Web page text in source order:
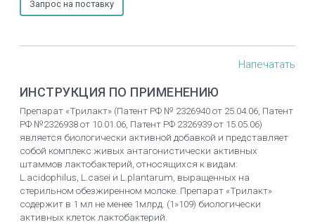
Запрос на поставку
Напечатать
ИНСТРУКЦИЯ ПО ПРИМЕНЕНИЮ
Препарат «Трилакт» (Патент РФ № 2326940 от 25.04.06, Патент
РФ №2326938 от 10.01.06, Патент РФ 2326939 от 15.05.06)
является биологически активной добавкой и представляет
собой комплекс живых антагонистически активных
штаммов лактобактерий, относящихся к видам:
L.acidophilus, L.casei и L.plantarum, выращенных на
стерильном обезжиренном молоке. Препарат «Трилакт»
содержит в 1 мл не менее 1млрд. (1»109) биологически
активных клеток лактобактерий.